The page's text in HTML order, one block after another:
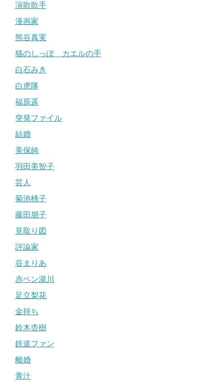
演歌歌手
漫画家
熊谷真実
猫のしっぽ カエルの手
白石みき
白虎隊
福原遥
突発ファイル
結婚
美保純
羽田美智子
芸人
菊池桃子
藤田朋子
見取り図
評論家
谷まりあ
赤ペン瀧川
足立梨花
金持ち
鈴木杏樹
鉄道ファン
離婚
青汁